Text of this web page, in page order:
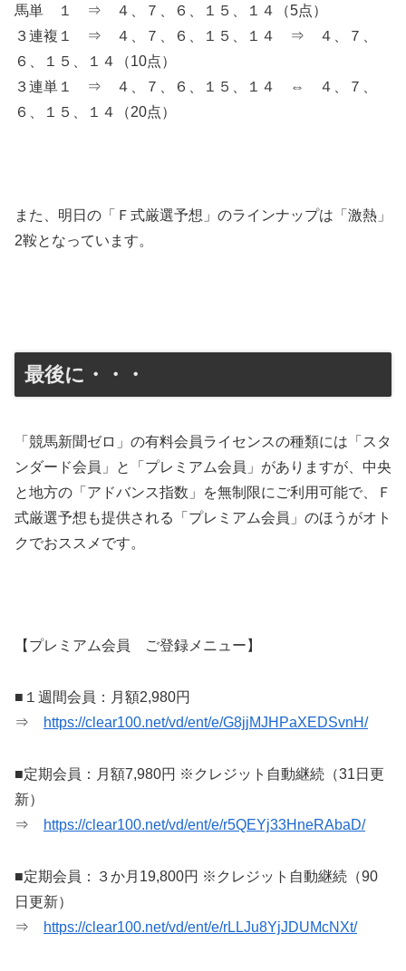
馬単 １ ⇒ ４、７、６、１５、１４（5点）
３連複１ ⇒ ４、７、６、１５、１４ ⇒ ４、７、
６、１５、１４（10点）
３連単１ ⇒ ４、７、６、１５、１４ ⇔ ４、７、
６、１５、１４（20点）
また、明日の「Ｆ式厳選予想」のラインナップは「激熱」
2鞍となっています。
最後に・・・
「競馬新聞ゼロ」の有料会員ライセンスの種類には「スタ
ンダード会員」と「プレミアム会員」がありますが、中央
と地方の「アドバンス指数」を無制限にご利用可能で、Ｆ
式厳選予想も提供される「プレミアム会員」のほうがオト
クでおススメです。
【プレミアム会員 ご登録メニュー】
■１週間会員：月額2,980円
⇒
https://clear100.net/vd/ent/e/G8jjMJHPaXEDSvnH/
■定期会員：月額7,980円 ※クレジット自動継続（31日更
新）
⇒
https://clear100.net/vd/ent/e/r5QEYj33HneRAbaD/
■定期会員：３か月19,800円 ※クレジット自動継続（90
日更新）
⇒
https://clear100.net/vd/ent/e/rLLJu8YjJDUMcNXt/